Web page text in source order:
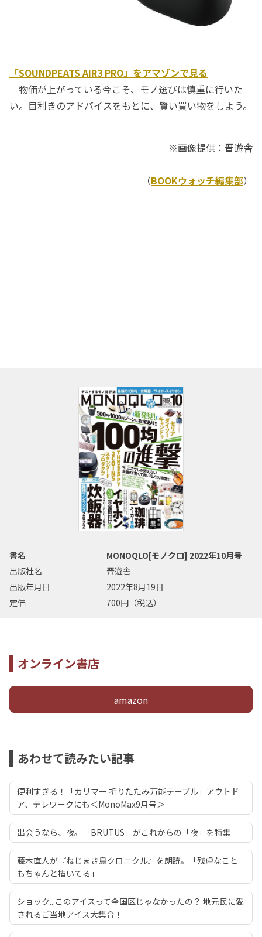
「SOUNDPEATS AIR3 PRO」をアマゾンで見る
物価が上がっている今こそ、モノ選びは慎重に行いた
い。目利きのアドバイスをもとに、賢い買い物をしよう。
※画像提供：晋遊舎
（BOOKウォッチ編集部）
書名
MONOQLO[モノクロ] 2022年10月号
出版社名
晋遊舎
出版年月日
2022年8月19日
定価
700円（税込）
オンライン書店
amazon
あわせて読みたい記事
便利すぎる！「カリマー 折りたたみ万能テーブル」アウトド
ア、テレワークにも＜MonoMax9月号＞
出会うなら、夜。「BRUTUS」がこれからの「夜」を特集
藤木直人が『ねじまき鳥クロニクル』を朗読。「残虐なこと
もちゃんと描いてる」
ショック...このアイスって全国区じゃなかったの？ 地元民に愛
されるご当地アイス大集合！